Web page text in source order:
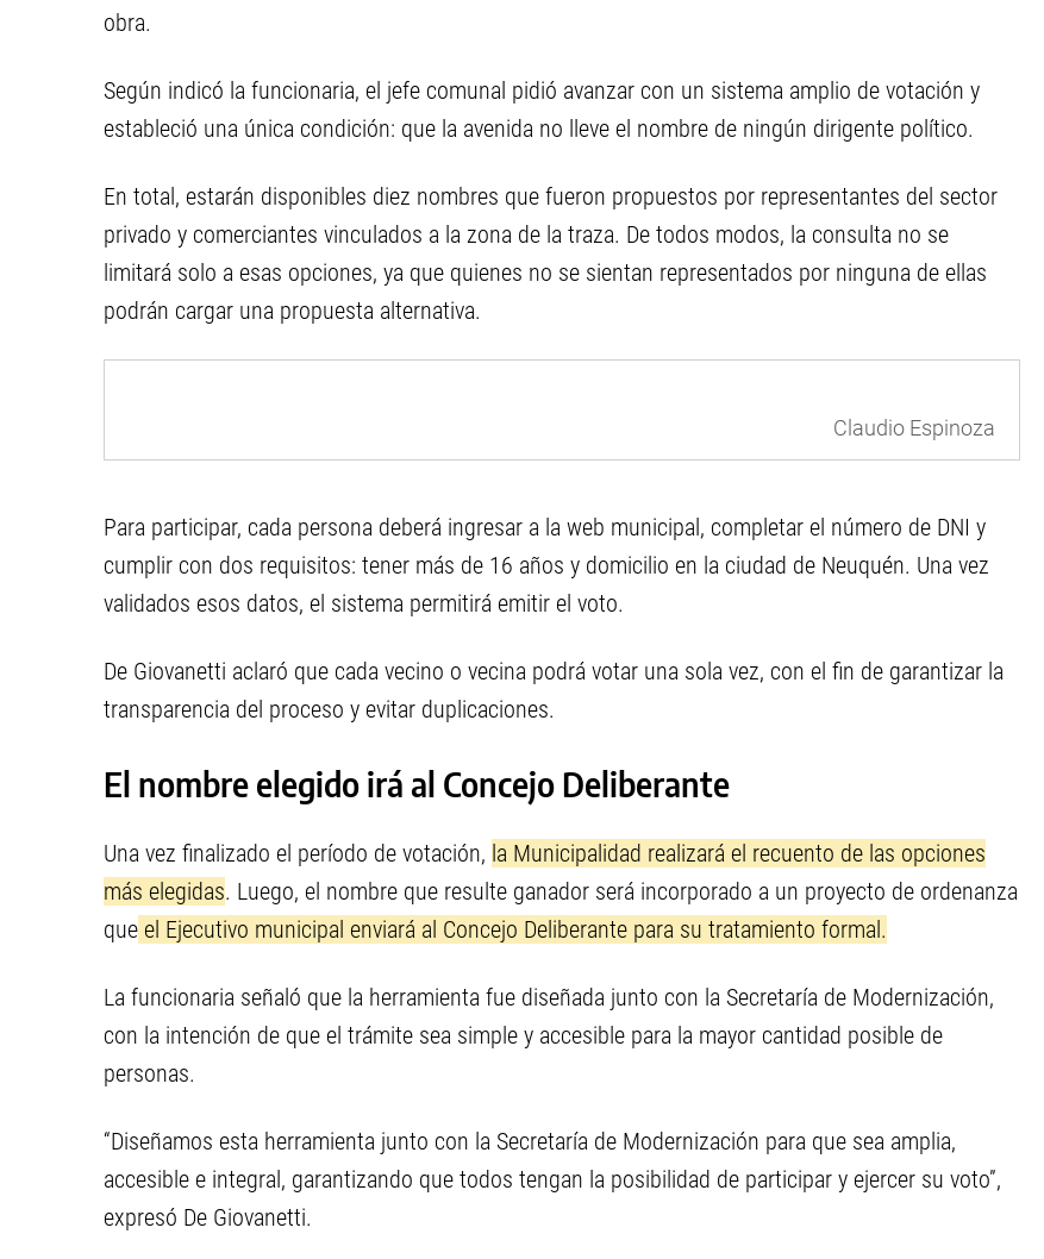
obra.
Según indicó la funcionaria, el jefe comunal pidió avanzar con un sistema amplio de votación y
estableció una única condición: que la avenida no lleve el nombre de ningún dirigente político.
En total, estarán disponibles diez nombres que fueron propuestos por representantes del sector
privado y comerciantes vinculados a la zona de la traza. De todos modos, la consulta no se
limitará solo a esas opciones, ya que quienes no se sientan representados por ninguna de ellas
podrán cargar una propuesta alternativa.
Claudio Espinoza
Para participar, cada persona deberá ingresar a la web municipal, completar el número de DNI y
cumplir con dos requisitos: tener más de 16 años y domicilio en la ciudad de Neuquén. Una vez
validados esos datos, el sistema permitirá emitir el voto.
De Giovanetti aclaró que cada vecino o vecina podrá votar una sola vez, con el fin de garantizar la
transparencia del proceso y evitar duplicaciones.
El nombre elegido irá al Concejo Deliberante
Una vez finalizado el período de votación, la Municipalidad realizará el recuento de las opciones
más elegidas. Luego, el nombre que resulte ganador será incorporado a un proyecto de ordenanza
que el Ejecutivo municipal enviará al Concejo Deliberante para su tratamiento formal.
La funcionaria señaló que la herramienta fue diseñada junto con la Secretaría de Modernización,
con la intención de que el trámite sea simple y accesible para la mayor cantidad posible de
personas.
“Diseñamos esta herramienta junto con la Secretaría de Modernización para que sea amplia,
accesible e integral, garantizando que todos tengan la posibilidad de participar y ejercer su voto”,
expresó De Giovanetti.